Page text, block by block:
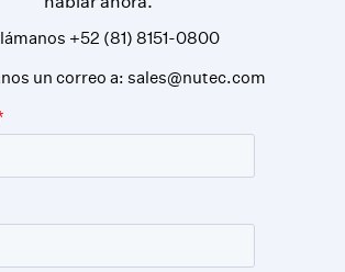
+52 (81) 8151-0800
un correo a: sales@nutec.com